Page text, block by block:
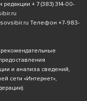
редакции + 7 (383) 314-00-
Телефон +7-983-
и анализа сведений,
сети «Интернет»,